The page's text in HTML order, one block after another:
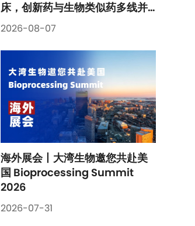
床，创新药与生物类似药多线并
进
2026-08-07
海外展会丨大湾生物邀您共赴美
国 Bioprocessing Summit
2026
2026-07-31